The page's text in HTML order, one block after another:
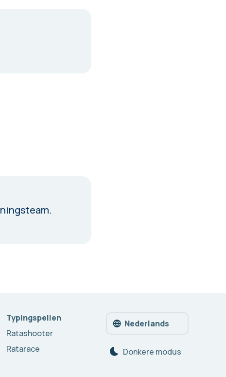
Typingspellen
Ratashooter
Ratarace
Nederlands
Donkere modus